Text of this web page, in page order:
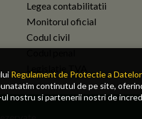
Regulament de Protectie a Datelor
continutul de pe site,
nostru si partenerii nostri de
Legea contabilitatii
Monitorul oficial
Codul civil